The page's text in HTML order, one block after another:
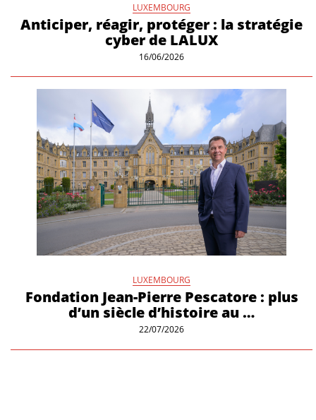
LUXEMBOURG
Anticiper, réagir, protéger : la stratégie
cyber de LALUX
16/06/2026
LUXEMBOURG
Fondation Jean-Pierre Pescatore : plus
d’un siècle d’histoire au …
22/07/2026